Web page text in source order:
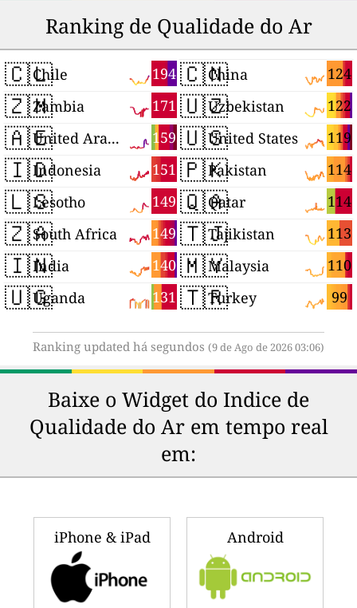
Ranking de Qualidade do Ar
🇨🇱 194
Chile
🇿🇲 171
Zambia
🇦🇪 159
United Arab Emirates
🇮🇩 151
Indonesia
🇱🇸 149
Lesotho
🇿🇦 149
South Africa
🇮🇳 140
India
🇺🇬 131
Uganda
🇨🇳 124
China
🇺🇿 122
Uzbekistan
🇺🇸 119
United States
🇵🇰 114
Pakistan
🇶🇦 114
Qatar
🇹🇯 113
Tajikistan
🇲🇾 110
Malaysia
🇹🇷 99
Turkey
Ranking updated há segundos (9 de Ago de 2026 03:06)
Baixe o Widget do Indice de
Qualidade do Ar em tempo real
em:
iPhone & iPad Android